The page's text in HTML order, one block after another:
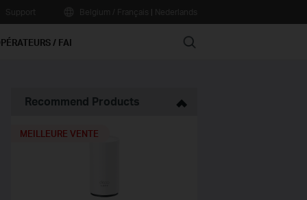
|
/ FAI Search
Recommend Products
MEILLEURE VENTE